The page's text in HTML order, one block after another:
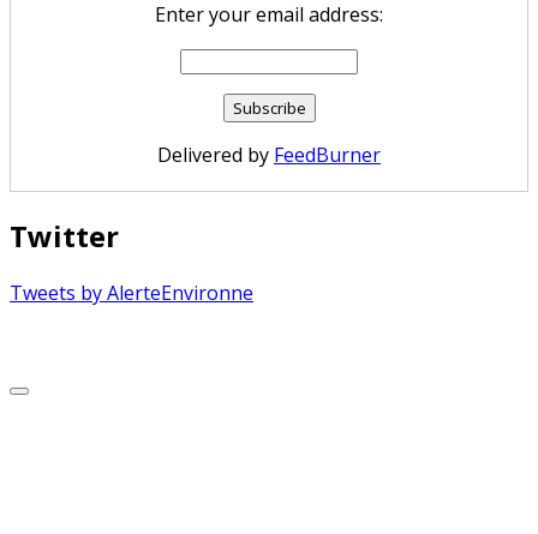
Enter your email address:
Delivered by FeedBurner
Twitter
Tweets by AlerteEnvironne
Scroll